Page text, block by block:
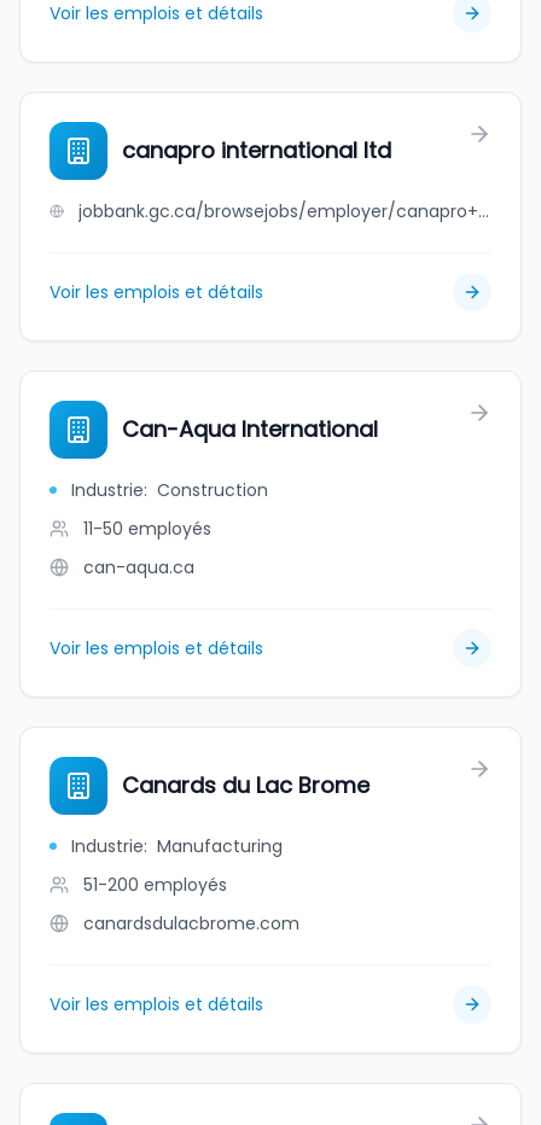
Voir les emplois et détails
canapro international ltd
jobbank.gc.ca/browsejobs/employer/canapro+international+ltd/ca
Voir les emplois et détails
Can-Aqua International
Industrie: Construction
11-50 employés
can-aqua.ca
Voir les emplois et détails
Canards du Lac Brome
Industrie: Manufacturing
51-200 employés
canardsdulacbrome.com
Voir les emplois et détails